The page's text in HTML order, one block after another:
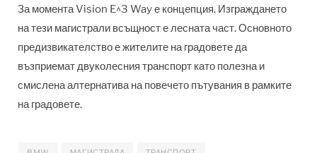
За момента Vision E^3 Way е концепция. Изграждането
на тези магистрали всъщност е лесната част. Основното
предизвикателство е жителите на градовете да
възприемат двуколесния транспорт като полезна и
смислена алтернатива на повечето пътувания в рамките
на градовете.